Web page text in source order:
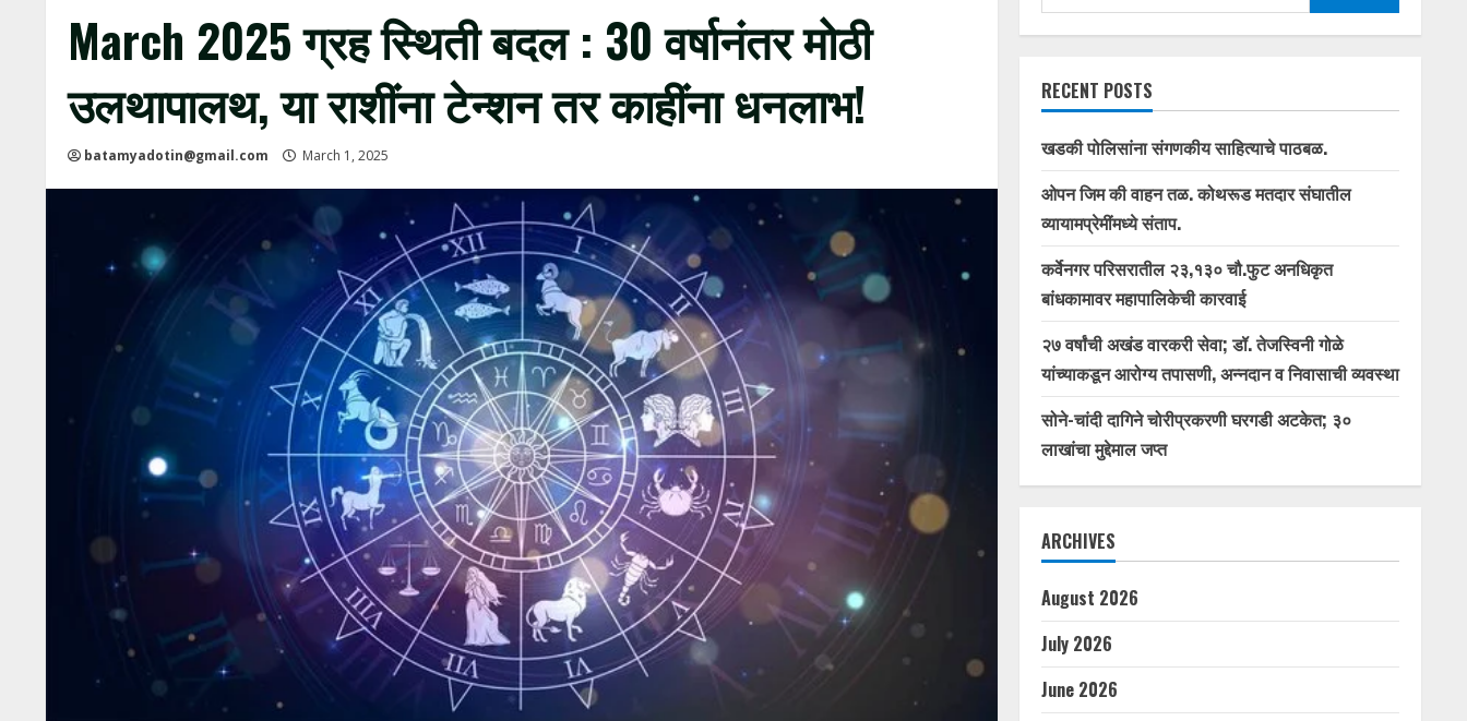
March 2025 ग्रह स्थिती बदल : 30 वर्षानंतर मोठी
उलथापालथ, या राशींना टेन्शन तर काहींना धनलाभ!
batamyadotin@gmail.com March 1, 2025
for:
RECENT POSTS
खडकी पोलिसांना संगणकीय साहित्याचे पाठबळ.
ओपन जिम की वाहन तळ. कोथरूड मतदार संघातील
व्यायामप्रेमींमध्ये संताप.
कर्वेनगर परिसरातील २३,१३० चौ.फुट अनधिकृत
बांधकामावर महापालिकेची कारवाई
२७ वर्षांची अखंड वारकरी सेवा; डॉ. तेजस्विनी गोळे
यांच्याकडून आरोग्य तपासणी, अन्नदान व निवासाची व्यवस्था
सोने-चांदी दागिने चोरीप्रकरणी घरगडी अटकेत; ३०
लाखांचा मुद्देमाल जप्त
ARCHIVES
August 2026
July 2026
June 2026